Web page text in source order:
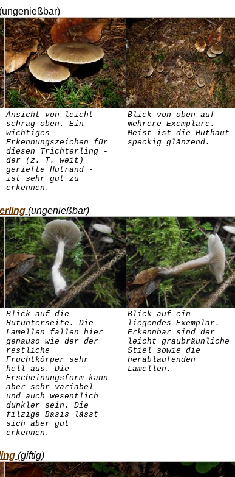
(ungenießbar)
Ansicht von leicht
schräg oben. Ein
wichtiges
Erkennungszeichen für
diesen Trichterling -
der (z. T. weit)
geriefte Hutrand -
ist sehr gut zu
erkennen.
Blick von oben auf
mehrere Exemplare.
Meist ist die Huthaut
speckig glänzend.
(ungenießbar)
Blick auf die
Hutunterseite. Die
Lamellen fallen hier
genauso wie der der
restliche
Fruchtkörper sehr
hell aus. Die
Erscheinungsform kann
aber sehr variabel
und auch wesentlich
dunkler sein. Die
filzige Basis lässt
sich aber gut
erkennen.
Blick auf ein
liegendes Exemplar.
Erkennbar sind der
leicht graubräunliche
Stiel sowie die
herablaufenden
Lamellen.
(giftig)